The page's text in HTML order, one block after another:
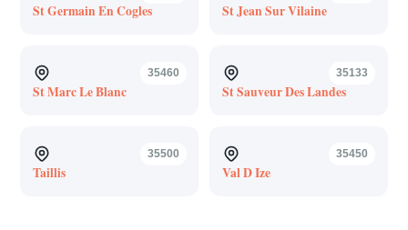
St Germain En Cogles St Jean Sur Vilaine
35460
St Marc Le Blanc
35133
St Sauveur Des Landes
35500
Taillis
35450
Val D Ize